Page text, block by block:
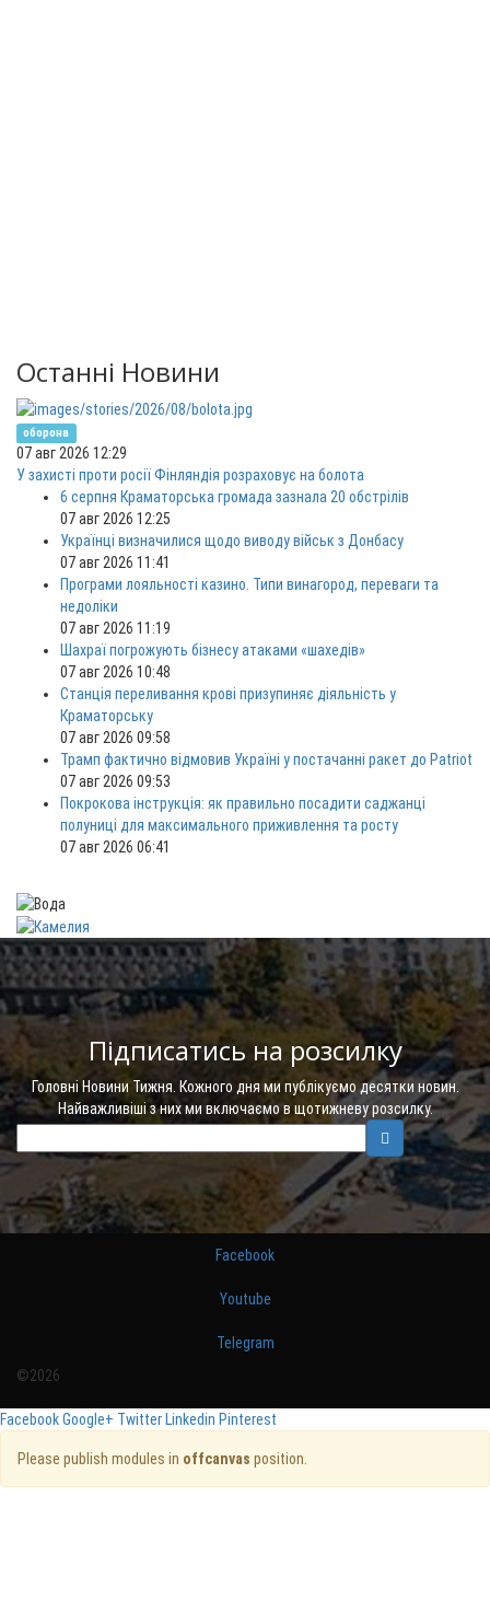
Останні Новини
оборона
07 авг 2026 12:29
У захисті проти росії Фінляндія розраховує на болота
6 серпня Краматорська громада зазнала 20 обстрілів
07 авг 2026 12:25
Українці визначилися щодо виводу військ з Донбасу
07 авг 2026 11:41
Програми лояльності казино. Типи винагород, переваги та
недоліки
07 авг 2026 11:19
Шахраї погрожують бізнесу атаками «шахедів»
07 авг 2026 10:48
Станція переливання крові призупиняє діяльність у
Краматорську
07 авг 2026 09:58
Трамп фактично відмовив Україні у постачанні ракет до Patriot
07 авг 2026 09:53
Покрокова інструкція: як правильно посадити саджанці
полуниці для максимального приживлення та росту
07 авг 2026 06:41
Підписатись на розсилку
Головні Новини Тижня. Кожного дня ми публікуємо десятки новин.
Найважливіші з них ми включаємо в щотижневу розсилку.
Facebook
Youtube
Telegram
©2026
FacebookGoogle+ Twitter Linkedin Pinterest
Please publish modules in offcanvas position.